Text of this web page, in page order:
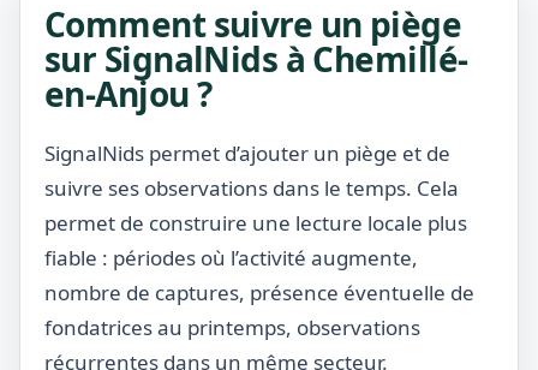
Comment suivre un piège
sur SignalNids à Chemillé-
en-Anjou ?
SignalNids permet d’ajouter un piège et de
suivre ses observations dans le temps. Cela
permet de construire une lecture locale plus
fiable : périodes où l’activité augmente,
nombre de captures, présence éventuelle de
fondatrices au printemps, observations
récurrentes dans un même secteur.